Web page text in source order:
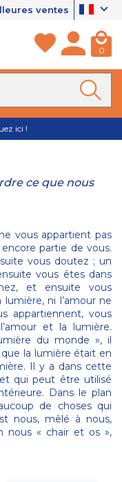
ventes
0
ici !
ce que nous
vous appartient pas
partie de vous.
vous doutez ; un
vous êtes dans
et ensuite vous
lumière, ni l’amour ne
appartiennent, vous
et la lumière.
du monde », il
que la lumière était en
Il y a dans cette
qui peut être utilisé
Dans le plan
de choses qui
nous, mêlé à nous,
nous « chair et os »,